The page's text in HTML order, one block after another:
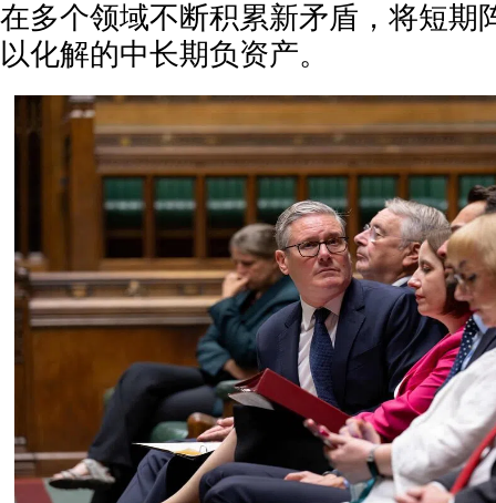
在多个领域不断积累新矛盾，将短期
以化解的中长期负资产。